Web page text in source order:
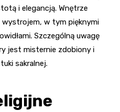
i elegancją. Wnętrze
w tym pięknymi
Szczególną uwagę
jest misternie zdobiony i
sakralnej.